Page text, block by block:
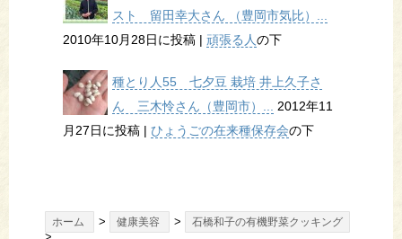
スト 留田幸大さん （豊岡市気比）...
2010年10月28日に投稿 | 頑張る人の下
種とり人55 七夕豆 栽培 井上久子さ
ん 三木怜さん（豊岡市）... 2012年11
月27日に投稿 | ひょうごの在来種保存会の下
ホーム > 健康美容 > 石橋和子の有機野菜クッキング